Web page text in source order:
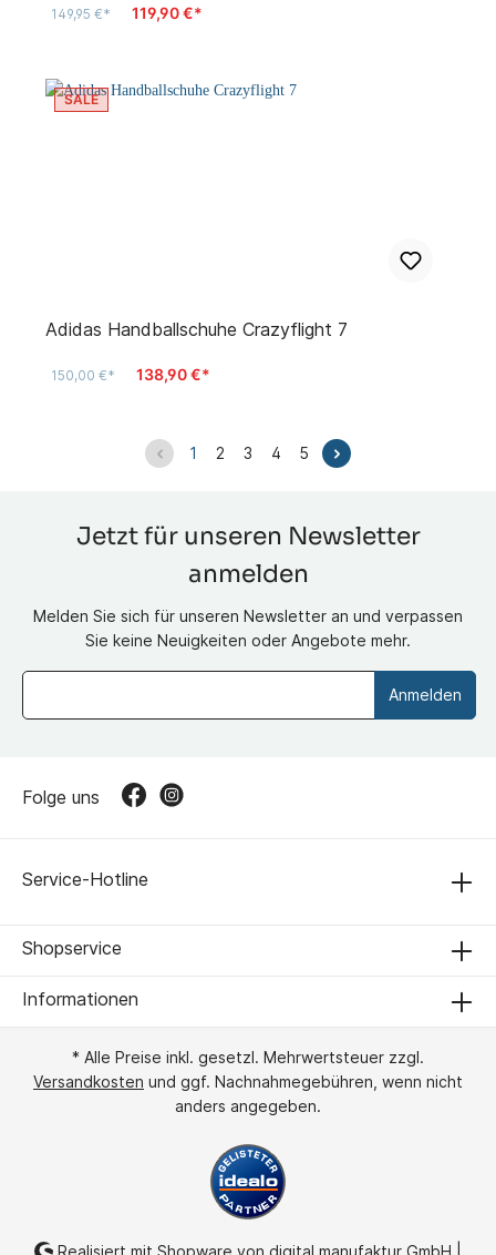
149,95 €* 119,90 €*
SALE
Adidas Handballschuhe Crazyflight 7
150,00 €* 138,90 €*
1 2 3 4 5
Jetzt für unseren Newsletter
anmelden
Melden Sie sich für unseren Newsletter an und verpassen
Sie keine Neuigkeiten oder Angebote mehr.
Anmelden
Service-Hotline
Folge uns
Shopservice
Informationen
* Alle Preise inkl. gesetzl. Mehrwertsteuer zzgl.
Versandkosten und ggf. Nachnahmegebühren, wenn nicht
anders angegeben.
Realisiert mit Shopware von digital.manufaktur GmbH